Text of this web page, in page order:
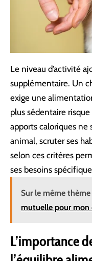
Le niveau d’activité
supplémentaire. Un
exige une
plus sédentaire
apports caloriques ne
animal, scruter ses
selon ces critères
ses besoins
Sur le même thème
mutuelle pour mon
L’importance